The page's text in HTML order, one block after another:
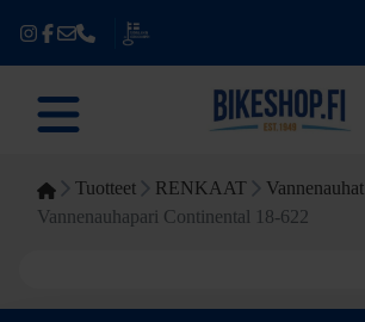
Tuotteet RENKAAT
Vannenauhat
Vannenauhapari Continental 18-622